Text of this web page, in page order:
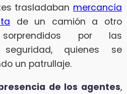
trasladaban mercancía
de un camión a otro
por las
quienes se
un patrullaje.
de los agentes,